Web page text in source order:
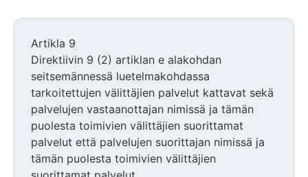
Artikla 9
Direktiivin 9 (2) artiklan e alakohdan
seitsemännessä luetelmakohdassa
tarkoitettujen välittäjien palvelut kattavat sekä
palvelujen vastaanottajan nimissä ja tämän
puolesta toimivien välittäjien suorittamat
palvelut että palvelujen suorittajan nimissä ja
tämän puolesta toimivien välittäjien